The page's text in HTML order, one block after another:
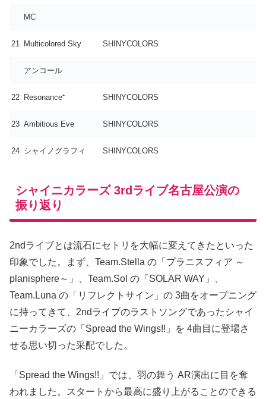
MC
21 Multicolored Sky SHINYCOLORS
アンコール
22 Resonance⁺ SHINYCOLORS
23 Ambitious Eve SHINYCOLORS
24 シャイノグラフィ SHINYCOLORS
シャイニカラーズ 3rdライブ名古屋公演の
振り返り
2ndライブとは流石にセトリを大幅に変えてきたといった
印象でした。まず、Team.Stella の「プラニスフィア ～
planisphere～」、Team.Sol の「SOLAR WAY」、
Team.Luna の「リフレクトサイン」の 3曲をオープニング
に持ってきて、2ndライブのラストソングであったシャイ
ニーカラーズの「Spread the Wings!!」を 4曲目に登場さ
せる思い切った采配でした。
「Spread the Wings!!」では、羽の舞う AR演出に目を奪
われました。スタートから最高に盛り上がることのできる